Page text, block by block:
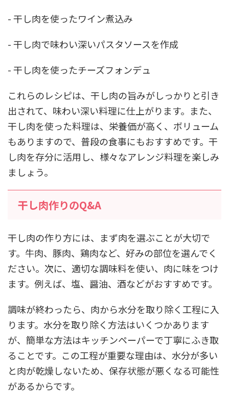
- 干し肉を使ったワイン煮込み
- 干し肉で味わい深いパスタソースを作成
- 干し肉を使ったチーズフォンデュ
これらのレシピは、干し肉の旨みがしっかりと引き
出されて、味わい深い料理に仕上がります。また、
干し肉を使った料理は、栄養価が高く、ボリューム
もありますので、普段の食事にもおすすめです。干
し肉を存分に活用し、様々なアレンジ料理を楽しみ
ましょう。
干し肉作りのQ&A
干し肉の作り方には、まず肉を選ぶことが大切で
す。牛肉、豚肉、鶏肉など、好みの部位を選んでく
ださい。次に、適切な調味料を使い、肉に味をつけ
ます。例えば、塩、醤油、酒などがおすすめです。
調味が終わったら、肉から水分を取り除く工程に入
ります。水分を取り除く方法はいくつかあります
が、簡単な方法はキッチンペーパーで丁寧にふき取
ることです。この工程が重要な理由は、水分が多い
と肉が乾燥しないため、保存状態が悪くなる可能性
があるからです。